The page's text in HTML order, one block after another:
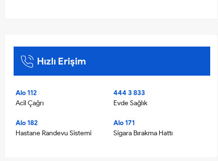
Hızlı Erişim
Alo 112
Acil Çağrı
444 3 833
Evde Sağlık
Alo 182
Hastane Randevu Sistemi
Alo 171
Sigara Bırakma Hattı